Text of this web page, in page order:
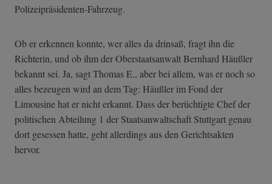
Polizeipräsidenten-Fahrzeug.
Ob er erkennen konnte, wer alles da drinsaß, fragt ihn die
Richterin, und ob ihm der Oberstaatsanwalt Bernhard Häußler
bekannt sei. Ja, sagt Thomas E., aber bei allem, was er noch so
alles bezeugen wird an dem Tag: Häußler im Fond der
Limousine hat er nicht erkannt. Dass der berüchtigte Chef der
politischen Abteilung 1 der Staatsanwaltschaft Stuttgart genau
dort gesessen hatte, geht allerdings aus den Gerichtsakten
hervor.